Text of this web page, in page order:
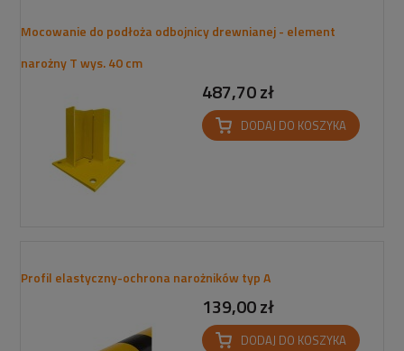
Mocowanie do podłoża odbojnicy drewnianej - element
narożny T wys. 40 cm
487,70 zł
DODAJ DO KOSZYKA
Profil elastyczny-ochrona narożników typ A
139,00 zł
DODAJ DO KOSZYKA